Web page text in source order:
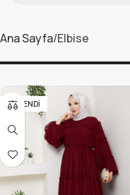
Ana Sayfa Elbise
TÜKENDI